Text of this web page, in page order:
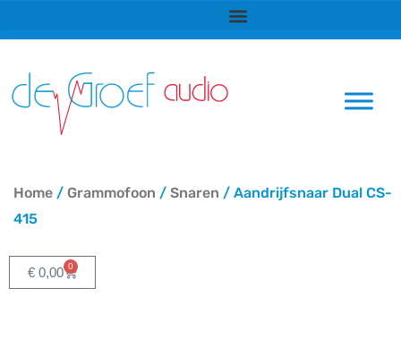
naar
inhoud
Home / Grammofoon / Snaren / Aandrijfsnaar Dual CS-
415
€ 0,00 0
Winkelwagen